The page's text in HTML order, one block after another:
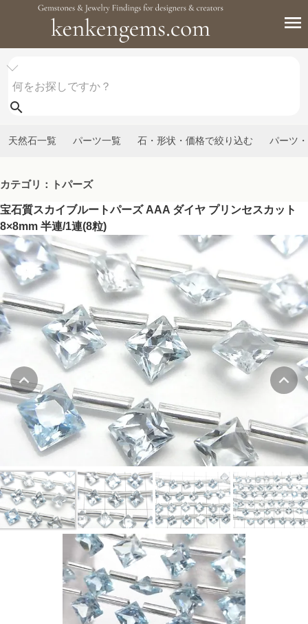
天然石一覧 パーツ一覧 石・形状・価格で絞り込む パーツ
カテゴリ：トパーズ
宝石質スカイブルートパーズ AAA ダイヤ プリンセスカット
8×8mm 半連/1連(8粒)